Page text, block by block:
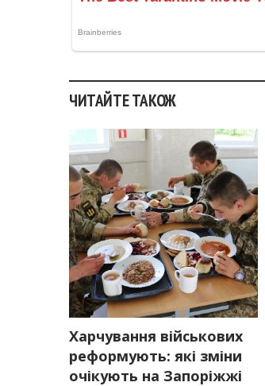
ЧИТАЙТЕ ТАКОЖ
Харчування військових
реформують: які зміни
очікують на Запоріжжі